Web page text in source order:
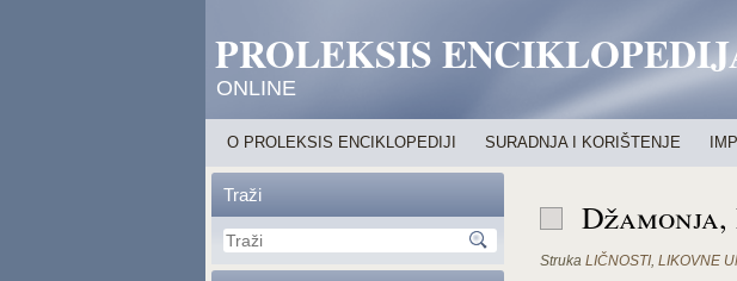
PROLEKSIS
ONLINE
O PROLEKSIS ENCIKLOPEDIJI SURADNJA I KORIŠTENJE
Traži
Džamonja,
Struka LIČNOSTI, LIKOVNE